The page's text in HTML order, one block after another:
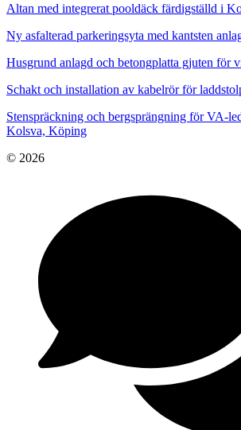
Altan med integrerat pooldäck färdigställd i
Ny asfalterad parkeringsyta med kantsten
Husgrund anlagd och betongplatta gjuten för
Schakt och installation av kabelrör för
Stenspräckning och bergsprängning för VA-
Kolsva, Köping
© 2026